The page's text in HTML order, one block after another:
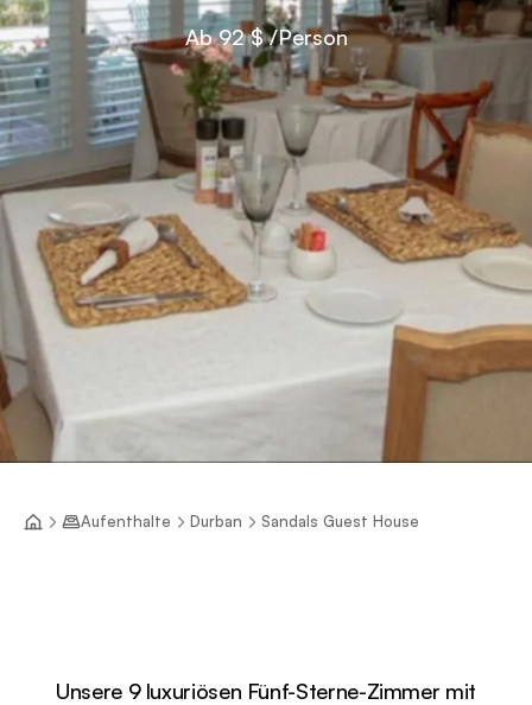
Ab92 $/Person
Aufenthalte Durban Sandals Guest House
Unsere 9 luxuriösen Fünf-Sterne-Zimmer mit